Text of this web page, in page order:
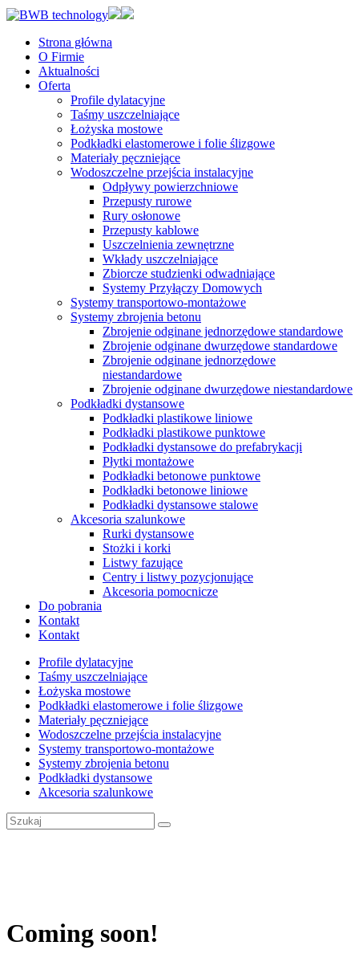
Strona główna
O Firmie
Aktualności
Oferta
Profile dylatacyjne
Taśmy uszczelniające
Łożyska mostowe
Podkładki elastomerowe i folie ślizgowe
Materiały pęczniejące
Wodoszczelne przejścia instalacyjne
Odpływy powierzchniowe
Przepusty rurowe
Rury osłonowe
Przepusty kablowe
Uszczelnienia zewnętrzne
Wkłady uszczelniające
Zbiorcze studzienki odwadniające
Systemy Przyłączy Domowych
Systemy transportowo-montażowe
Systemy zbrojenia betonu
Zbrojenie odginane jednorzędowe standardowe
Zbrojenie odginane dwurzędowe standardowe
Zbrojenie odginane jednorzędowe
niestandardowe
Zbrojenie odginane dwurzędowe niestandardowe
Podkładki dystansowe
Podkładki plastikowe liniowe
Podkładki plastikowe punktowe
Podkładki dystansowe do prefabrykacji
Płytki montażowe
Podkładki betonowe punktowe
Podkładki betonowe liniowe
Podkładki dystansowe stalowe
Akcesoria szalunkowe
Rurki dystansowe
Stożki i korki
Listwy fazujące
Centry i listwy pozycjonujące
Akcesoria pomocnicze
Do pobrania
Kontakt
Kontakt
Profile dylatacyjne
Taśmy uszczelniające
Łożyska mostowe
Podkładki elastomerowe i folie ślizgowe
Materiały pęczniejące
Wodoszczelne przejścia instalacyjne
Systemy transportowo-montażowe
Systemy zbrojenia betonu
Podkładki dystansowe
Akcesoria szalunkowe
Coming soon!